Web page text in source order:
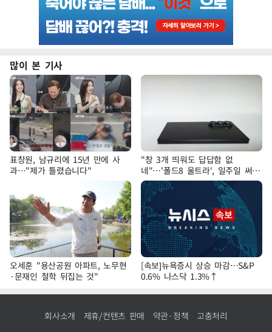
많이 본 기사
표창원, 남규리에 15년 만에 사
과…"제가 틀렸습니다"
"창 3개 띄워도 답답함 없
네"…'폴드8 울트라', 일주일 써보
니
오세훈 "용산공원 아파트, 노무현
·문재인 철학 뒤집는 것"
[속보]뉴욕증시 상승 마감…S&P
0.6% 나스닥 1.3%↑
회사소개 제휴/컨텐츠 판매 약관·정책 고충처리